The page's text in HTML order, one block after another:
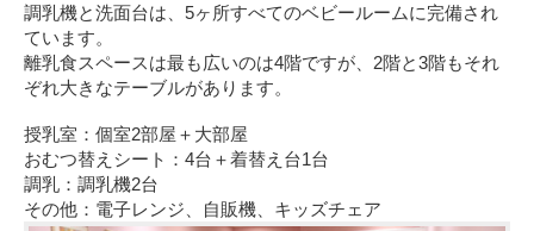
調乳機と洗面台は、5ヶ所すべてのベビールームに完備され
ています。
離乳食スペースは最も広いのは4階ですが、2階と3階もそれ
ぞれ大きなテーブルがあります。
授乳室：個室2部屋＋大部屋
おむつ替えシート：4台＋着替え台1台
調乳：調乳機2台
その他：電子レンジ、自販機、キッズチェア